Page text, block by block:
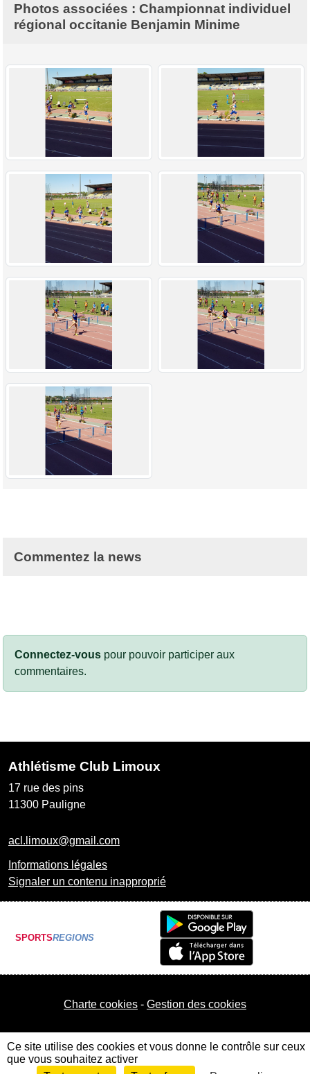
Photos associées : Championnat individuel
régional occitanie Benjamin Minime
Commentez la news
Connectez-vous pour pouvoir participer aux
commentaires.
Athlétisme Club Limoux
17 rue des pins
11300 Pauligne
acl.limoux@gmail.com
Informations légales
Signaler un contenu inapproprié
SPORTSREGIONS
Charte cookies Gestion des cookies
Ce site utilise des cookies et vous donne le contrôle sur ceux
que vous souhaitez activer